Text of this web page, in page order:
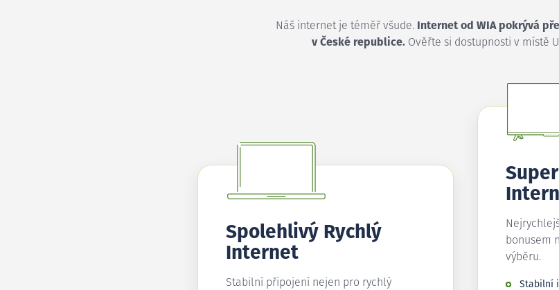
Náš internet je téměř všude.
Internet od WIA pokrývá
v České republice. Ověřte si dostupnosti v místě
Spolehlivý Rychlý
Internet
Stabilní připojení nejen pro rychlý
bonusem
výběru.
Stabilní